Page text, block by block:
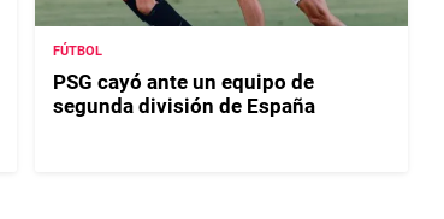
FÚTBOL
PSG cayó ante un equipo de
segunda división de España